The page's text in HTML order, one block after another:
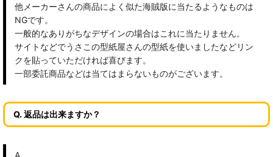
他メーカーさんの商品によく似た海賊版に当たるようなものは
NGです。
一般的なありがちなデザインの場合はこれに当たりません。
サイトなどでうさこの型紙屋さんの型紙を使いましたなどリン
クを貼っていただければ喜びます。
一部委託商品などは当てはまらないものがございます。
Q. 返品は出来ますか？
A.